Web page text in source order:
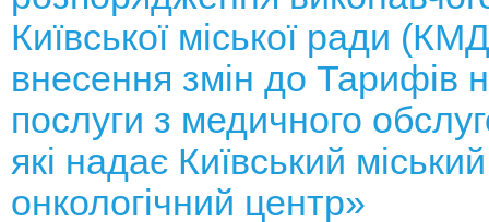
Київської міської ради
внесення змін до Тарифів
послуги з медичного
які надає Київський
онкологічний центр»